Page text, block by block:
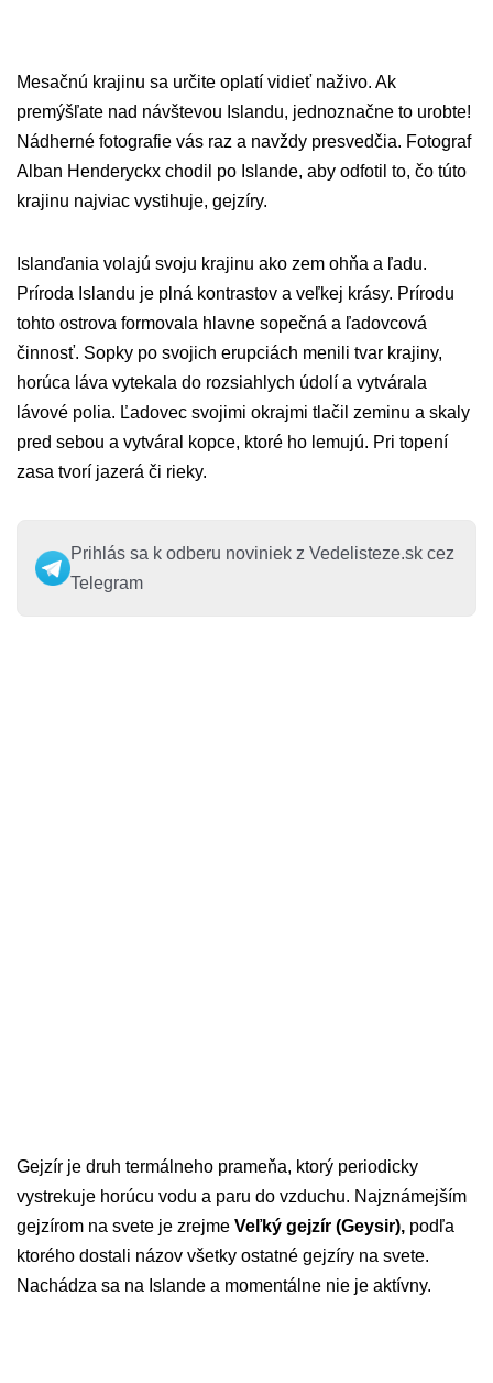
Mesačnú krajinu sa určite oplatí vidieť naživo. Ak
premýšľate nad návštevou Islandu, jednoznačne to urobte!
Nádherné fotografie vás raz a navždy presvedčia. Fotograf
Alban Henderyckx chodil po Islande, aby odfotil to, čo túto
krajinu najviac vystihuje, gejzíry.
Islanďania volajú svoju krajinu ako zem ohňa a ľadu.
Príroda Islandu je plná kontrastov a veľkej krásy. Prírodu
tohto ostrova formovala hlavne sopečná a ľadovcová
činnosť. Sopky po svojich erupciách menili tvar krajiny,
horúca láva vytekala do rozsiahlych údolí a vytvárala
lávové polia. Ľadovec svojimi okrajmi tlačil zeminu a skaly
pred sebou a vytváral kopce, ktoré ho lemujú. Pri topení
zasa tvorí jazerá či rieky.
Prihlás sa k odberu noviniek z Vedelisteze.sk cez
Telegram
Gejzír je druh termálneho prameňa, ktorý periodicky
vystrekuje horúcu vodu a paru do vzduchu. Najznámejším
gejzírom na svete je zrejme Veľký gejzír (Geysir), podľa
ktorého dostali názov všetky ostatné gejzíry na svete.
Nachádza sa na Islande a momentálne nie je aktívny.